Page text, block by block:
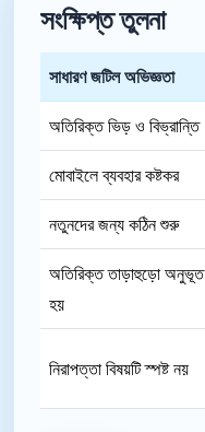
সংক্ষিপ্ত তুলনা
সাধারণ জটিল অভিজ্ঞতা
অতিরিক্ত ভিড় ও বিভ্রান্তি
মোবাইলে ব্যবহার কষ্টকর
নতুনদের জন্য কঠিন শুরু
অতিরিক্ত তাড়াহুড়ো অনুভূত
হয়
নিরাপত্তা বিষয়টি স্পষ্ট নয়